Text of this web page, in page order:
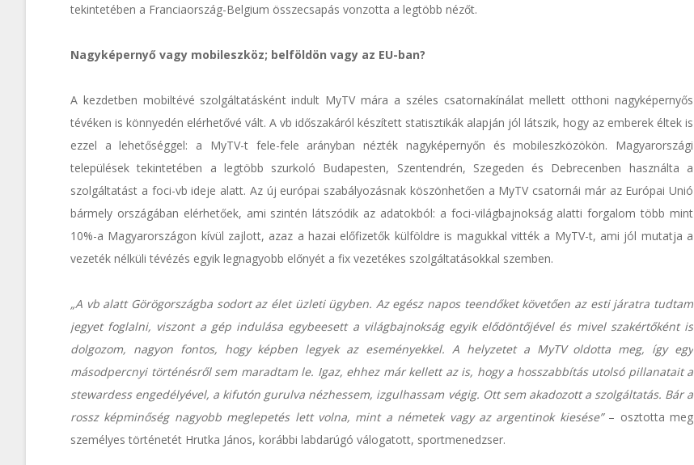
tekintetében a Franciaország-Belgium összecsapás vonzotta a legtöbb nézőt.
Nagyképernyő vagy mobileszköz; belföldön vagy az EU-ban?
A kezdetben mobiltévé szolgáltatásként indult MyTV mára a széles csatornakínálat mellett otthoni nagyképernyős
tévéken is könnyedén elérhetővé vált. A vb időszakáról készített statisztikák alapján jól látszik, hogy az emberek éltek is
ezzel a lehetőséggel: a MyTV-t fele-fele arányban nézték nagyképernyőn és mobileszközökön. Magyarországi
települések tekintetében a legtöbb szurkoló Budapesten, Szentendrén, Szegeden és Debrecenben használta a
szolgáltatást a foci-vb ideje alatt. Az új európai szabályozásnak köszönhetően a MyTV csatornái már az Európai Unió
bármely országában elérhetőek, ami szintén látszódik az adatokból: a foci-világbajnokság alatti forgalom több mint
10%-a Magyarországon kívül zajlott, azaz a hazai előfizetők külföldre is magukkal vitték a MyTV-t, ami jól mutatja a
vezeték nélküli tévézés egyik legnagyobb előnyét a fix vezetékes szolgáltatásokkal szemben.
„A vb alatt Görögországba sodort az élet üzleti ügyben. Az egész napos teendőket követően az esti járatra tudtam
jegyet foglalni, viszont a gép indulása egybeesett a világbajnokság egyik elődöntőjével és mivel szakértőként is
dolgozom, nagyon fontos, hogy képben legyek az eseményekkel. A helyzetet a MyTV oldotta meg, így egy
másodpercnyi történésről sem maradtam le. Igaz, ehhez már kellett az is, hogy a hosszabbítás utolsó pillanatait a
stewardess engedélyével, a kifutón gurulva nézhessem, izgulhassam végig. Ott sem akadozott a szolgáltatás. Bár a
rossz képminőség nagyobb meglepetés lett volna, mint a németek vagy az argentinok kiesése”– osztotta meg
személyes történetét Hrutka János, korábbi labdarúgó válogatott, sportmenedzser.